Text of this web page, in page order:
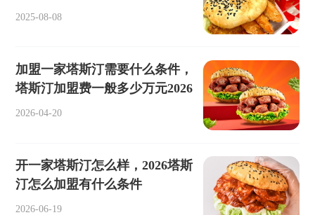
2025-08-08
加盟一家塔斯汀需要什么条件，
塔斯汀加盟费一般多少万元2026
2026-04-20
开一家塔斯汀怎么样，2026塔斯
汀怎么加盟有什么条件
2026-06-19